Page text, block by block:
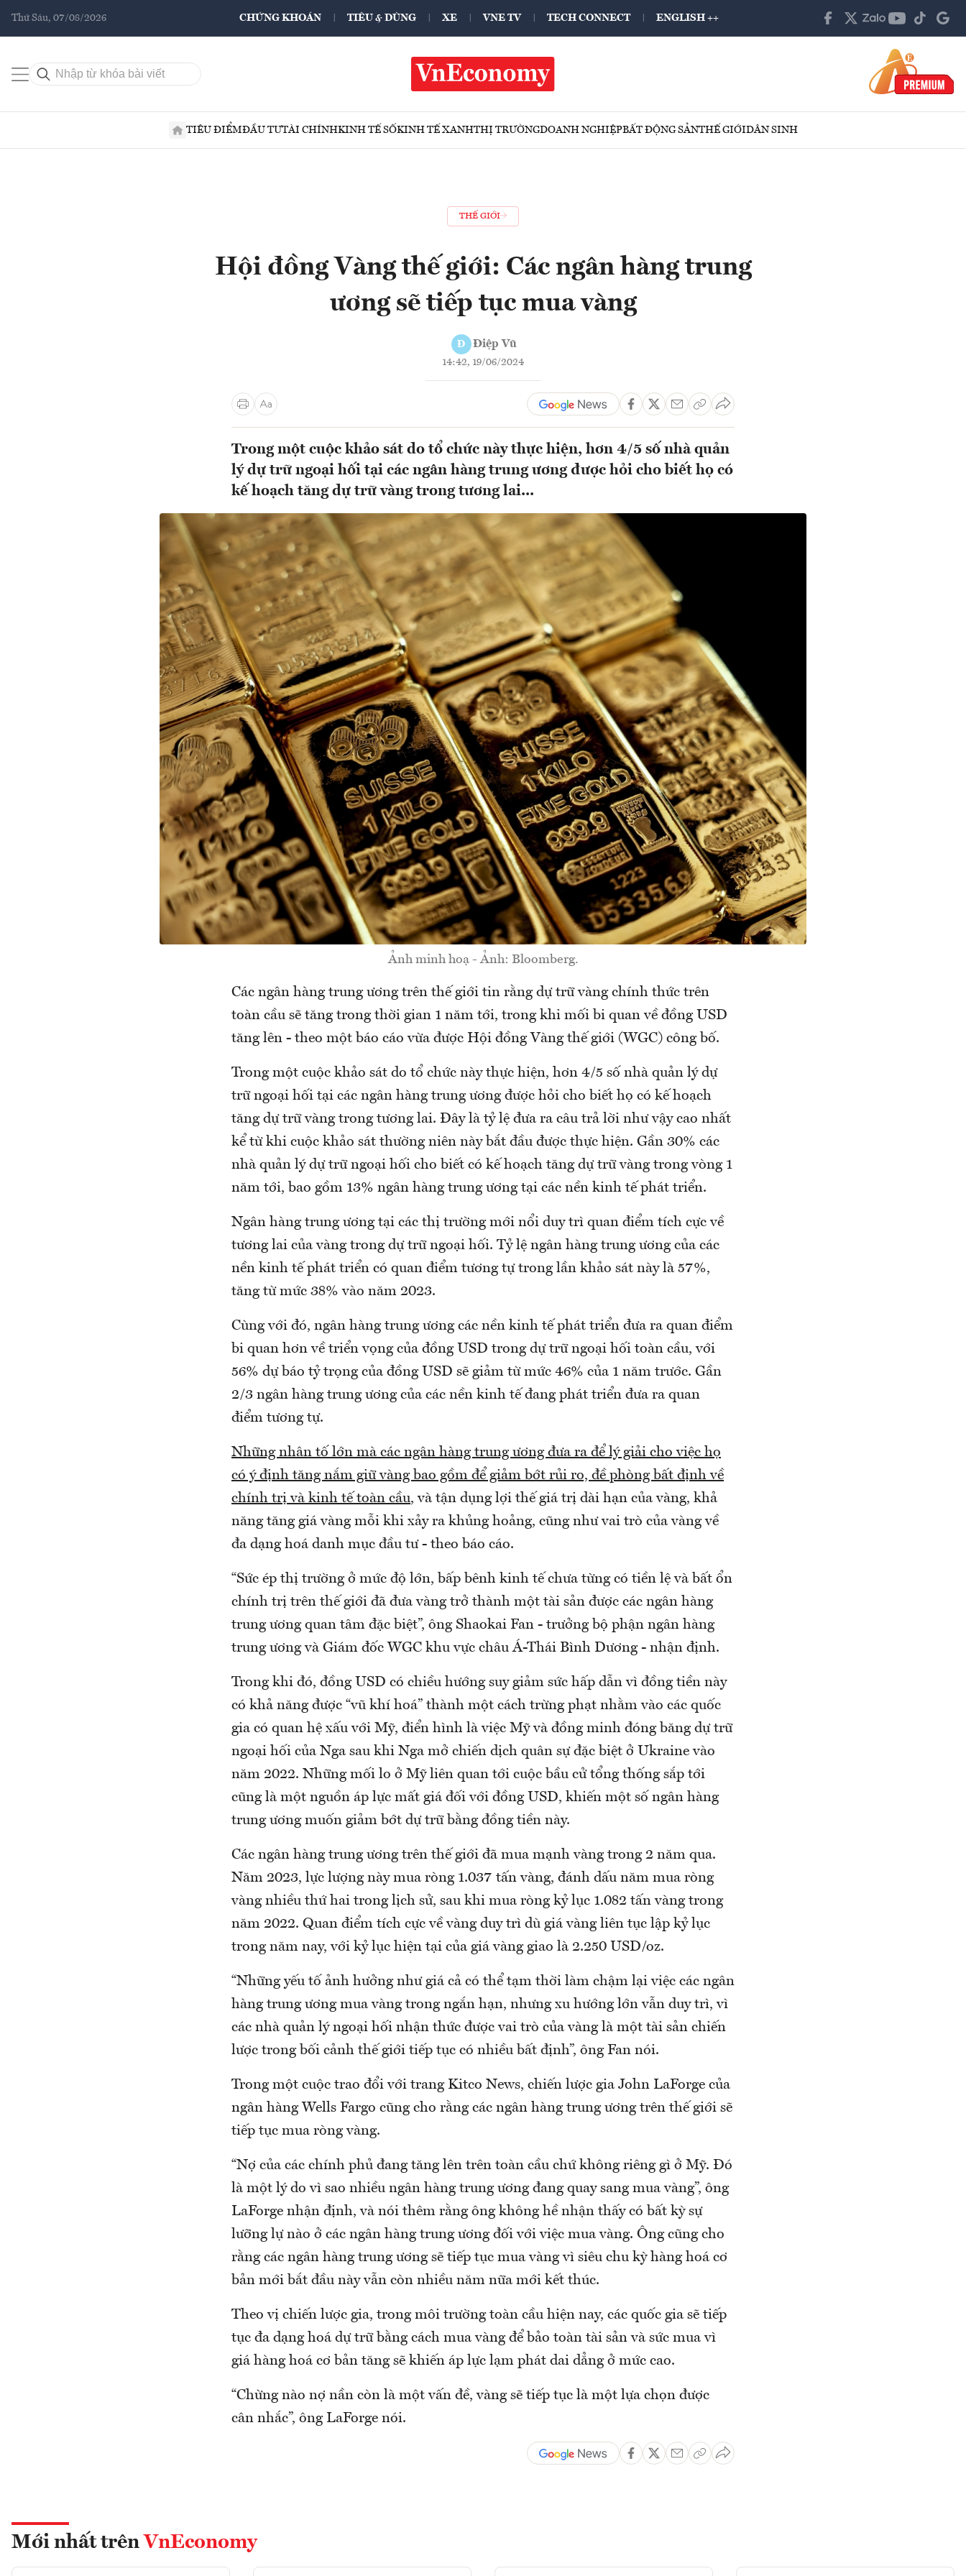
Thứ Sáu, 07/08/2026 CHỨNG KHOÁN TIÊU & DÙNG XE VNE TV TECH CONNECT ENGLISH ++
TIÊU ĐIỂMĐẦU TƯTÀI CHÍNHKINH TẾ SỐKINH TẾ XANHTHỊ TRƯỜNGDOANH NGHIỆPBẤT ĐỘNG SẢNTHẾ GIỚIDÂN SINH
THẾ GIỚI
Hội đồng Vàng thế giới: Các ngân hàng trung
ương sẽ tiếp tục mua vàng
Đ Điệp Vũ
14:42, 19/06/2024
Trong một cuộc khảo sát do tổ chức này thực hiện, hơn 4/5 số nhà quản
lý dự trữ ngoại hối tại các ngân hàng trung ương được hỏi cho biết họ có
kế hoạch tăng dự trữ vàng trong tương lai...
Ảnh minh hoạ - Ảnh: Bloomberg.
Các ngân hàng trung ương trên thế giới tin rằng dự trữ vàng chính thức trên
toàn cầu sẽ tăng trong thời gian 1 năm tới, trong khi mối bi quan về đồng USD
tăng lên - theo một báo cáo vừa được Hội đồng Vàng thế giới (WGC) công bố.
Trong một cuộc khảo sát do tổ chức này thực hiện, hơn 4/5 số nhà quản lý dự
trữ ngoại hối tại các ngân hàng trung ương được hỏi cho biết họ có kế hoạch
tăng dự trữ vàng trong tương lai. Đây là tỷ lệ đưa ra câu trả lời như vậy cao nhất
kể từ khi cuộc khảo sát thường niên này bắt đầu được thực hiện. Gần 30% các
nhà quản lý dự trữ ngoại hối cho biết có kế hoạch tăng dự trữ vàng trong vòng 1
năm tới, bao gồm 13% ngân hàng trung ương tại các nền kinh tế phát triển.
Ngân hàng trung ương tại các thị trường mới nổi duy trì quan điểm tích cực về
tương lai của vàng trong dự trữ ngoại hối. Tỷ lệ ngân hàng trung ương của các
nền kinh tế phát triển có quan điểm tương tự trong lần khảo sát này là 57%,
tăng từ mức 38% vào năm 2023.
Cùng với đó, ngân hàng trung ương các nền kinh tế phát triển đưa ra quan điểm
bi quan hơn về triển vọng của đồng USD trong dự trữ ngoại hối toàn cầu, với
56% dự báo tỷ trọng của đồng USD sẽ giảm từ mức 46% của 1 năm trước. Gần
2/3 ngân hàng trung ương của các nền kinh tế đang phát triển đưa ra quan
điểm tương tự.
Những nhân tố lớn mà các ngân hàng trung ương đưa ra để lý giải cho việc họ
có ý định tăng nắm giữ vàng bao gồm để giảm bớt rủi ro, đề phòng bất định về
chính trị và kinh tế toàn cầu, và tận dụng lợi thế giá trị dài hạn của vàng, khả
năng tăng giá vàng mỗi khi xảy ra khủng hoảng, cũng như vai trò của vàng về
đa dạng hoá danh mục đầu tư - theo báo cáo.
“Sức ép thị trường ở mức độ lớn, bấp bênh kinh tế chưa từng có tiền lệ và bất ổn
chính trị trên thế giới đã đưa vàng trở thành một tài sản được các ngân hàng
trung ương quan tâm đặc biệt”, ông Shaokai Fan - trưởng bộ phận ngân hàng
trung ương và Giám đốc WGC khu vực châu Á-Thái Bình Dương - nhận định.
Trong khi đó, đồng USD có chiều hướng suy giảm sức hấp dẫn vì đồng tiền này
có khả năng được “vũ khí hoá” thành một cách trừng phạt nhằm vào các quốc
gia có quan hệ xấu với Mỹ, điển hình là việc Mỹ và đồng minh đóng băng dự trữ
ngoại hối của Nga sau khi Nga mở chiến dịch quân sự đặc biệt ở Ukraine vào
năm 2022. Những mối lo ở Mỹ liên quan tới cuộc bầu cử tổng thống sắp tới
cũng là một nguồn áp lực mất giá đối với đồng USD, khiến một số ngân hàng
trung ương muốn giảm bớt dự trữ bằng đồng tiền này.
Các ngân hàng trung ương trên thế giới đã mua mạnh vàng trong 2 năm qua.
Năm 2023, lực lượng này mua ròng 1.037 tấn vàng, đánh dấu năm mua ròng
vàng nhiều thứ hai trong lịch sử, sau khi mua ròng kỷ lục 1.082 tấn vàng trong
năm 2022. Quan điểm tích cực về vàng duy trì dù giá vàng liên tục lập kỷ lục
trong năm nay, với kỷ lục hiện tại của giá vàng giao là 2.250 USD/oz.
“Những yếu tố ảnh hưởng như giá cả có thể tạm thời làm chậm lại việc các ngân
hàng trung ương mua vàng trong ngắn hạn, nhưng xu hướng lớn vẫn duy trì, vì
các nhà quản lý ngoại hối nhận thức được vai trò của vàng là một tài sản chiến
lược trong bối cảnh thế giới tiếp tục có nhiều bất định”, ông Fan nói.
Trong một cuộc trao đổi với trang Kitco News, chiến lược gia John LaForge của
ngân hàng Wells Fargo cũng cho rằng các ngân hàng trung ương trên thế giới sẽ
tiếp tục mua ròng vàng.
“Nợ của các chính phủ đang tăng lên trên toàn cầu chứ không riêng gì ở Mỹ. Đó
là một lý do vì sao nhiều ngân hàng trung ương đang quay sang mua vàng”, ông
LaForge nhận định, và nói thêm rằng ông không hề nhận thấy có bất kỳ sự
lưỡng lự nào ở các ngân hàng trung ương đối với việc mua vàng. Ông cũng cho
rằng các ngân hàng trung ương sẽ tiếp tục mua vàng vì siêu chu kỳ hàng hoá cơ
bản mới bắt đầu này vẫn còn nhiều năm nữa mới kết thúc.
Theo vị chiến lược gia, trong môi trường toàn cầu hiện nay, các quốc gia sẽ tiếp
tục đa dạng hoá dự trữ bằng cách mua vàng để bảo toàn tài sản và sức mua vì
giá hàng hoá cơ bản tăng sẽ khiến áp lực lạm phát dai dẳng ở mức cao.
“Chừng nào nợ nần còn là một vấn đề, vàng sẽ tiếp tục là một lựa chọn được
cân nhắc”, ông LaForge nói.
Mới nhất trên VnEconomy